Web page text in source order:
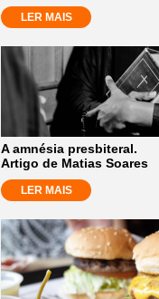
LER MAIS
A amnésia presbiteral.
Artigo de Matias Soares
LER MAIS